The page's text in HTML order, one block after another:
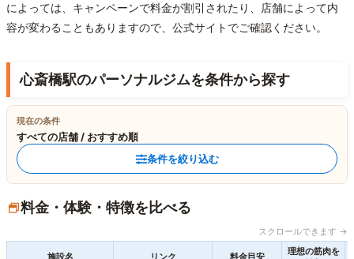
によっては、キャンペーンで料金が割引されたり、店舗によって内
容が変わることもありますので、公式サイトでご確認ください。
心斎橋駅のパーソナルジムを条件から探す
現在の条件
すべての店舗 / おすすめ順
条件を絞り込む
料金・体験・特徴を比べる
スクロールできます →
理想の筋肉を